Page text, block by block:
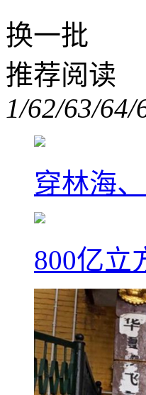
换一批
推荐阅读
1/62/63/64/
穿林海
800亿立